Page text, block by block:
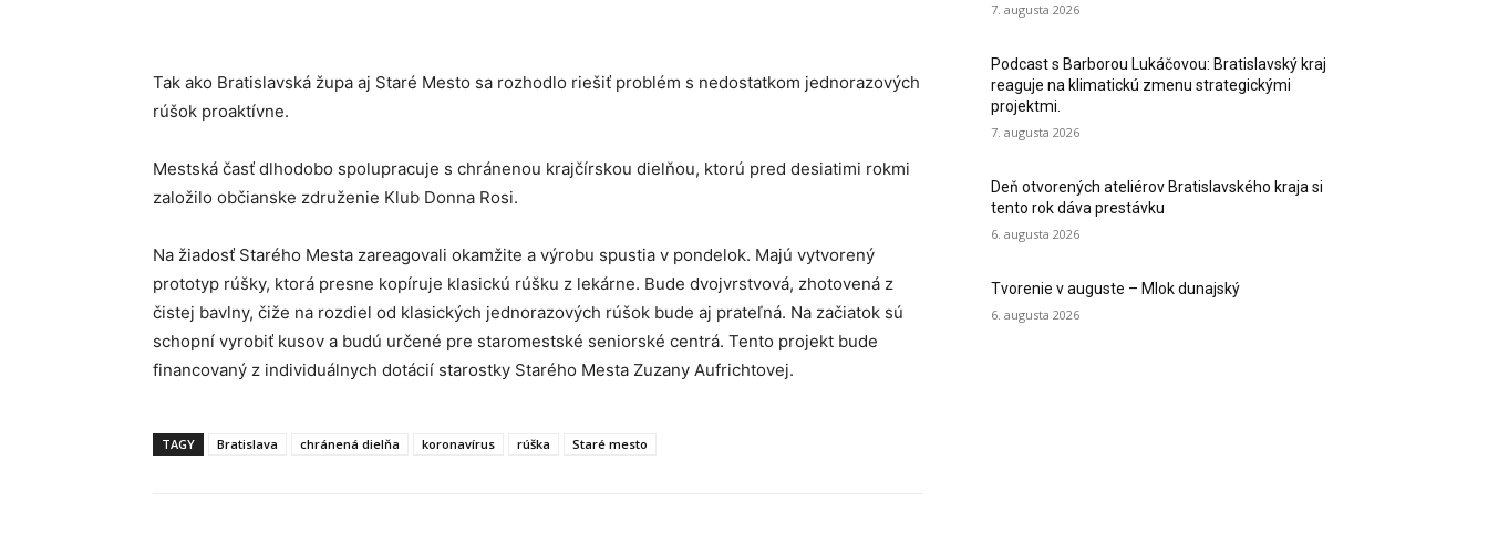
Tak ako Bratislavská župa aj Staré Mesto sa rozhodlo riešiť problém s nedostatkom jednorazových
rúšok proaktívne.
Mestská časť dlhodobo spolupracuje s chránenou krajčírskou dielňou, ktorú pred desiatimi rokmi
založilo občianske združenie Klub Donna Rosi.
Na žiadosť Starého Mesta zareagovali okamžite a výrobu spustia v pondelok. Majú vytvorený
prototyp rúšky, ktorá presne kopíruje klasickú rúšku z lekárne. Bude dvojvrstvová, zhotovená z
čistej bavlny, čiže na rozdiel od klasických jednorazových rúšok bude aj prateľná. Na začiatok sú
schopní vyrobiť kusov a budú určené pre staromestské seniorské centrá. Tento projekt bude
financovaný z individuálnych dotácií starostky Starého Mesta Zuzany Aufrichtovej.
TAGY Bratislava chránená dielňa koronavírus rúška Staré mesto
7. augusta 2026
Podcast s Barborou Lukáčovou: Bratislavský kraj
reaguje na klimatickú zmenu strategickými
projektmi.
7. augusta 2026
Deň otvorených ateliérov Bratislavského kraja si
tento rok dáva prestávku
6. augusta 2026
Tvorenie v auguste – Mlok dunajský
6. augusta 2026